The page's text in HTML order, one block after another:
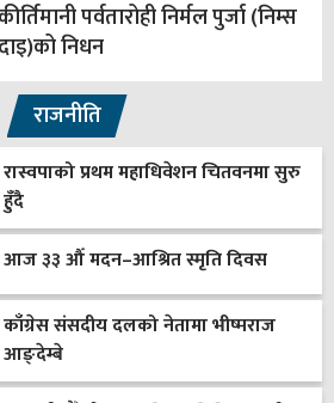
पर्वतारोही निर्मल पुर्जा (निम्स
निधन
राजनीति
रास्वपाको प्रथम महाधिवेशन चितवनमा सुरु
हुँदै
आज ३३ औँ मदन–आश्रित स्मृति दिवस
काँग्रेस संसदीय दलको नेतामा भीष्मराज
आङ्देम्बे